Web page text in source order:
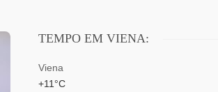
TEMPO EM VIENA:
Viena
+11°C